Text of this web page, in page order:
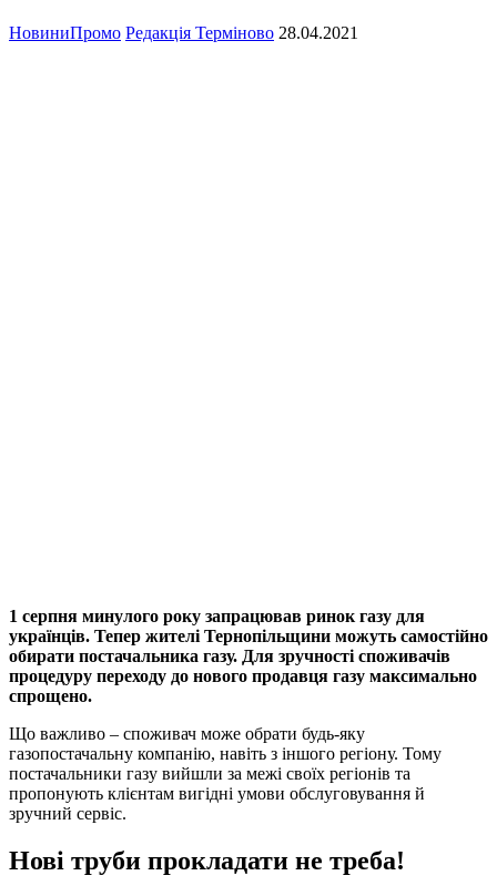
НовиниПромо Редакція Терміново 28.04.2021
1 серпня минулого року запрацював ринок газу для
українців. Тепер жителі Тернопільщини можуть самостійно
обирати постачальника газу. Для зручності споживачів
процедуру переходу до нового продавця газу максимально
спрощено.
Що важливо – споживач може обрати будь-яку
газопостачальну компанію, навіть з іншого регіону. Тому
постачальники газу вийшли за межі своїх регіонів та
пропонують клієнтам вигідні умови обслуговування й
зручний сервіс.
Нові труби прокладати не треба!